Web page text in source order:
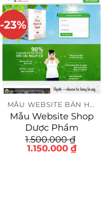
-23%
MẪU WEBSITE BÁN HÀNG
Mẫu Website Shop
Dược Phẩm
1.500.000₫
Giá
1.150.000 ₫Giá
hiện